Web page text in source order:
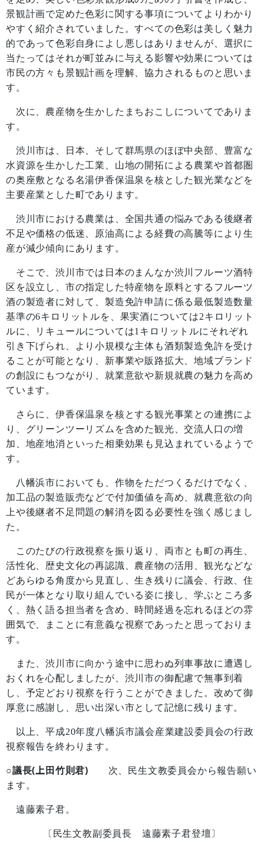
景観計画で定めた色彩に関する事項についてよりわかり
やすく紹介されていました。すべての色彩は美しく魅力
的であって色彩自身によし悪しはありませんが、選択に
当たってはそれが町並みに与える影響や効果については
市民の方々も景観計画を理解、協力されるものと思いま
す。
次に、農産物を生かしたまちおこしについてでありま
す。
渋川市は、日本、そして群馬県のほぼ中央部、豊富な
水資源を生かした工業、山地の開拓による農業や首都圏
の奥座敷となる名湯伊香保温泉を核とした観光業などを
主要産業とした町であります。
渋川市における農業は、全国共通の悩みである後継者
不足や価格の低迷、原油高による経費の高騰等により生
産が減少傾向にあります。
そこで、渋川市では日本のまんなか渋川フルーツ酒特
区を設立し、市の指定した特産物を原料とするフルーツ
酒の製造者に対して、製造免許申請に係る最低製造数量
基準の6キロリットルを、果実酒については2キロリット
ルに、リキュールについては1 キロリットルにそれぞれ
引き下げられ、より小規模な主体も酒類製造免許を受け
ることが可能となり、新事業や販路拡大、地域ブランド
の創設にもつながり、就業意欲や新規就農の魅力を高め
ています。
さらに、伊香保温泉を核とする観光事業との連携によ
り、グリーンツーリズムを含めた観光、交流人口の増
加、地産地消といった相乗効果も見込まれているようで
す。
八幡浜市においても、作物をただつくるだけでなく、
加工品の製造販売などで付加価値を高め、就農意欲の向
上や後継者不足問題の解消を図る必要性を強く感じまし
た。
このたびの行政視察を振り返り、両市とも町の再生、
活性化、歴史文化の再認識、農産物の活用、観光などな
どあらゆる角度から見直し、生き残りに議会、行政、住
民が一体となり取り組んでいる姿に接し、学ぶところ多
く、熱く語る担当者を含め、時間経過を忘れるほどの雰
囲気で、まことに有意義な視察であったと思っておりま
す。
また、渋川市に向かう途中に思わぬ列車事故に遭遇し
おくれを心配しましたが、渋川市の御配慮で無事到着
し、予定どおり視察を行うことができました。改めて御
厚意に感謝し、思い出深い市として記憶に残ります。
以上、平成20年度八幡浜市議会産業建設委員会の行政
視察報告を終わります。
○議長(上田竹則君) 次、民生文教委員会から報告願い
ます。
遠藤素子君。
〔民生文教副委員長 遠藤素子君登壇〕